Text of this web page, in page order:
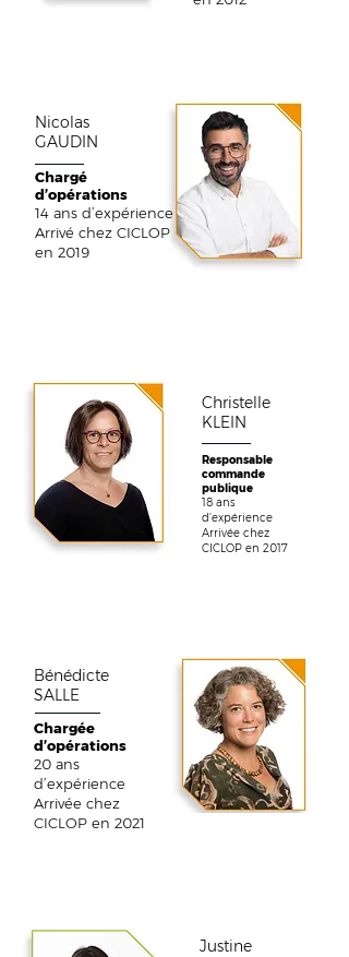
Nicolas
GAUDIN
Chargé
d’opérations
14 ans d’expérience
Arrivé chez CICLOP
en 2019
Christelle
KLEIN
Responsable
commande
publique
18 ans
d’expérience
Arrivée chez
CICLOP en 2017
Bénédicte
SALLE
Chargée
d’opérations
20 ans
d’expérience
Arrivée chez
CICLOP en 2021
Justine